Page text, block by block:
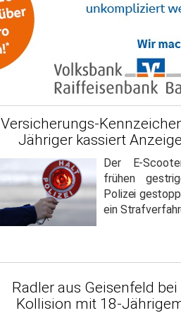
Versicherungs-
Jähriger kassiert
Der E-
frühen
Polizei
ein
Radler aus Geisenfeld
Kollision mit 18-